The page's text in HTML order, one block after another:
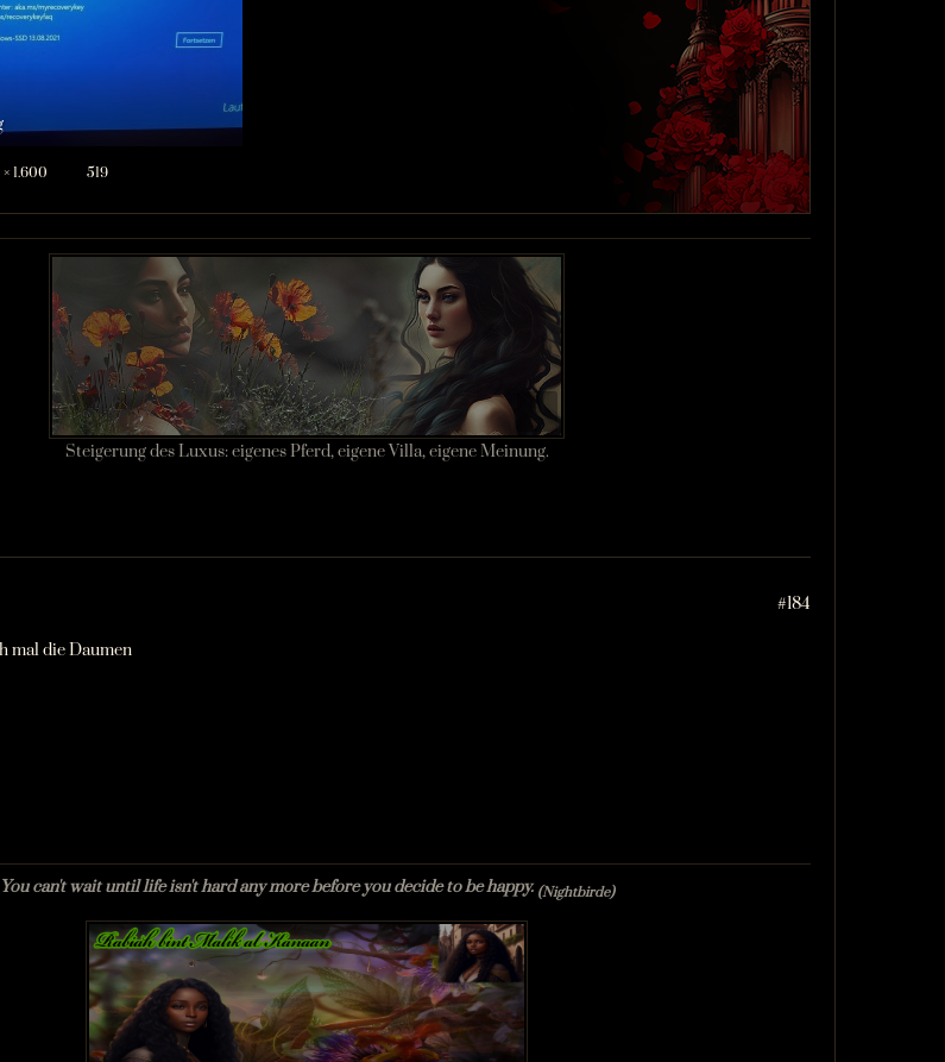
1.600 519
Steigerung des Luxus: eigenes Pferd, eigene Villa, eigene Meinung.
#184
mal die Daumen
You can't wait until life isn't hard any more before you decide to be happy. (Nightbirde)